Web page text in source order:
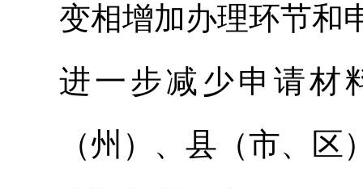
变相增加办理环节和
进一步减少申请材
（州）、县（市、